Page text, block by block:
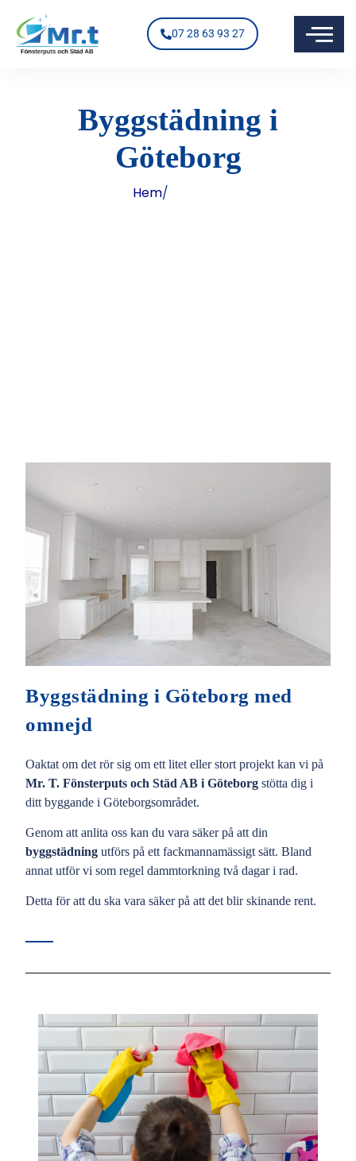
07 28 63 93 27
Byggstädning i
Göteborg
Hem/
Byggstädning i Göteborg med
omnejd
Oaktat om det rör sig om ett litet eller stort projekt kan vi på
Mr. T. Fönsterputs och Städ AB i Göteborg stötta dig i
ditt byggande i Göteborgsområdet.
Genom att anlita oss kan du vara säker på att din
byggstädning utförs på ett fackmannamässigt sätt. Bland
annat utför vi som regel dammtorkning två dagar i rad.
Detta för att du ska vara säker på att det blir skinande rent.